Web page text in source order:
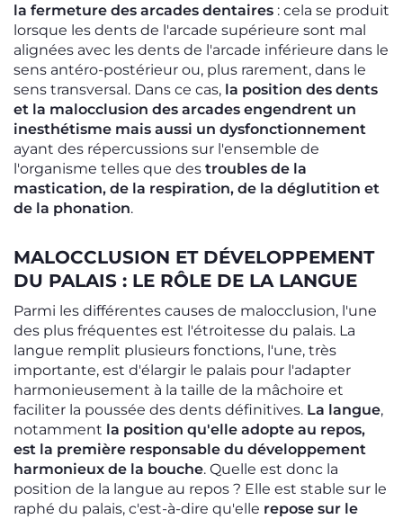
la fermeture des arcades dentaires : cela se produit
lorsque les dents de l'arcade supérieure sont mal
alignées avec les dents de l'arcade inférieure dans le
sens antéro-postérieur ou, plus rarement, dans le
sens transversal. Dans ce cas, la position des dents
et la malocclusion des arcades engendrent un
inesthétisme mais aussi un dysfonctionnement
ayant des répercussions sur l'ensemble de
l'organisme telles que des troubles de la
mastication, de la respiration, de la déglutition et
de la phonation.
MALOCCLUSION ET DÉVELOPPEMENT
DU PALAIS : LE RÔLE DE LA LANGUE
Parmi les différentes causes de malocclusion, l'une
des plus fréquentes est l'étroitesse du palais. La
langue remplit plusieurs fonctions, l'une, très
importante, est d'élargir le palais pour l'adapter
harmonieusement à la taille de la mâchoire et
faciliter la poussée des dents définitives. La langue,
notamment la position qu'elle adopte au repos,
est la première responsable du développement
harmonieux de la bouche. Quelle est donc la
position de la langue au repos ? Elle est stable sur le
raphé du palais, c'est-à-dire qu'elle repose sur le